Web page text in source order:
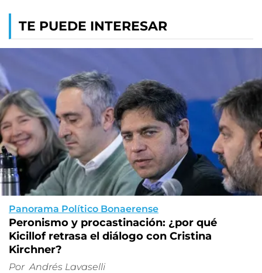
TE PUEDE INTERESAR
Panorama Político Bonaerense
Peronismo y procastinación: ¿por qué
Kicillof retrasa el diálogo con Cristina
Kirchner?
Por Andrés Lavaselli